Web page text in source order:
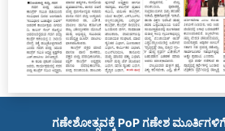
ಗಣೇಶೋತ್ಸವಕ್ಕೆ PoP ಗಣೇಶ